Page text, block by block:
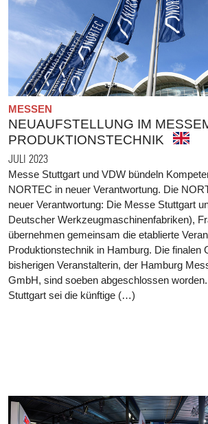
MESSEN
NEUAUFSTELLUNG IM
PRODUKTIONSTECHNIK
JULI 2023
Messe Stuttgart und VDW bündeln
NORTEC in neuer Verantwortung. Die
neuer Verantwortung: Die Messe Stuttgart
Deutscher Werkzeugmaschinenfabriken),
übernehmen gemeinsam die etablierte
Produktionstechnik in Hamburg. Die finalen
bisherigen Veranstalterin, der Hamburg
GmbH, sind soeben abgeschlossen
Stuttgart sei die künftige (…)